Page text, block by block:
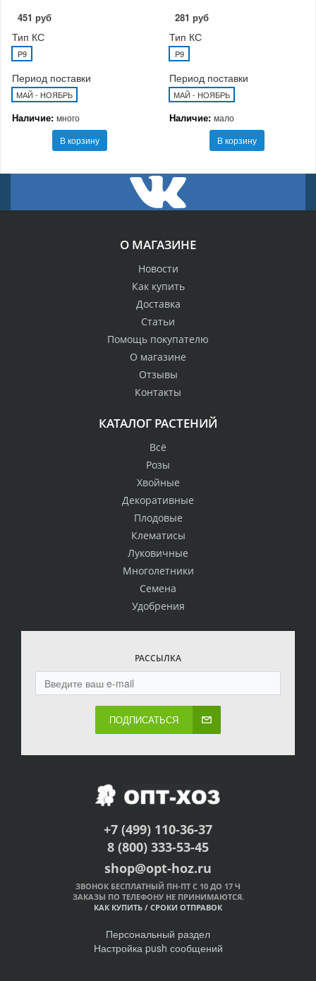
451 руб
Тип КС
P9
Период поставки
МАЙ - НОЯБРЬ
Наличие: много
В корзину
281 руб
Тип КС
P9
Период поставки
МАЙ - НОЯБРЬ
Наличие: мало
В корзину
О МАГАЗИНЕ
Новости
Как купить
Доставка
Статьи
Помощь покупателю
О магазине
Отзывы
Контакты
КАТАЛОГ РАСТЕНИЙ
Всё
Розы
Хвойные
Декоративные
Плодовые
Клематисы
Луковичные
Многолетники
Семена
Удобрения
РАССЫЛКА
ПОДПИСАТЬСЯ
+7 (499) 110-36-37
8 (800) 333-53-45
shop@opt-hoz.ru
ЗВОНОК БЕСПЛАТНЫЙ ПН-ПТ С 10 ДО 17 Ч
ЗАКАЗЫ ПО ТЕЛЕФОНУ НЕ ПРИНИМАЮТСЯ.
КАК КУПИТЬ / СРОКИ ОТПРАВОК
Персональный раздел
Настройка push сообщений